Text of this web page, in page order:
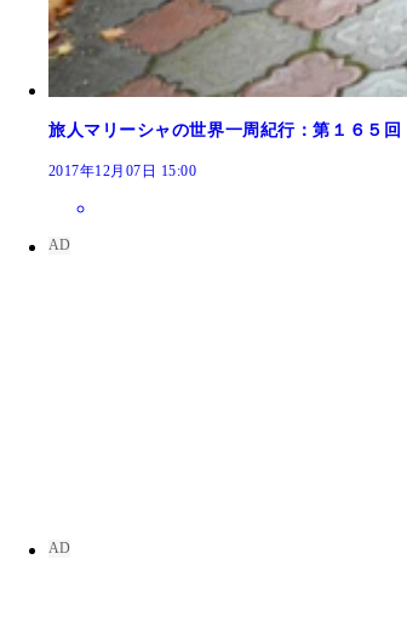
旅人マリーシャの世界一周紀行：第１６５
2017年12月07日 15:00